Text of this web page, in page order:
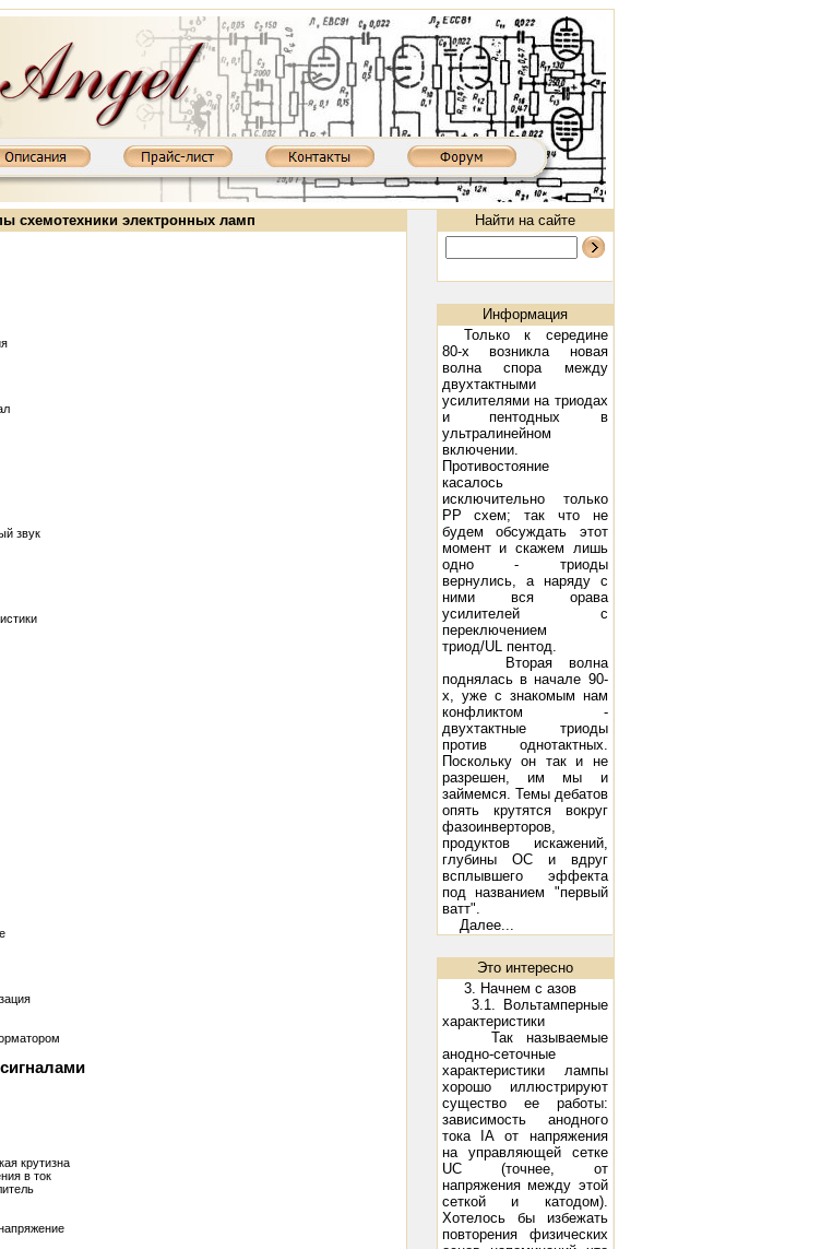
Ламповый усилитель XD8502AIII: 300B, 2х9 Вт
Angel 2.5: 20 - 200 Вт, 20 Гц - 30 кГц, 86 Дб/Вт/м Акустическая система Music Angel TK-10: 10 - 250 Вт, 45 Гц - 22 кГц, 8 Ом, 97 дБ/Вт/м
Dissipation (max) 40 W 845: D.C. Plate Voltage 1250 D.C. Grid Voltage -98 Peak A.F. Grid Voltage 93 D.C. Plate Current (ma.) 95 Power Output (watts) 15 21
схемотехники электронных ламп
звук
крутизна
в ток
Найти на сайте
Информация
Только к середине
80-х возникла новая
волна спора между
двухтактными
усилителями на триодах
и пентодных в
ультралинейном
включении.
Противостояние
касалось
исключительно только
РР схем; так что не
будем обсуждать этот
момент и скажем лишь
одно - триоды
вернулись, а наряду с
ними вся орава
усилителей с
переключением
триод/UL пентод.
Вторая волна
поднялась в начале 90-
х, уже с знакомым нам
конфликтом -
двухтактные триоды
против однотактных.
Поскольку он так и не
разрешен, им мы и
займемся. Темы дебатов
опять крутятся вокруг
фазоинверторов,
продуктов искажений,
глубины ОС и вдруг
всплывшего эффекта
под названием "первый
ватт".
Далее...
Это интересно
3. Начнем с азов
3.1. Вольтамперные
характеристики
Так называемые
анодно-сеточные
характеристики лампы
хорошо иллюстрируют
существо ее работы:
зависимость анодного
тока IА от напряжения
на управляющей сетке
UC (точнее, от
напряжения между этой
сеткой и катодом).
Хотелось бы избежать
повторения физических